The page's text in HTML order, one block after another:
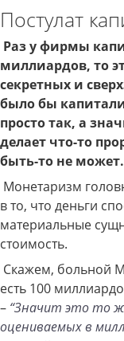
Постулат
Раз у фирмы
миллиардов, то
секретных и
было бы
просто так, а
делает что-то
быть-то не может.
Монетаризм
в то, что деньги
материальные
стоимость.
Скажем, больной
есть 100
– “Значит это то
оцениваемых в